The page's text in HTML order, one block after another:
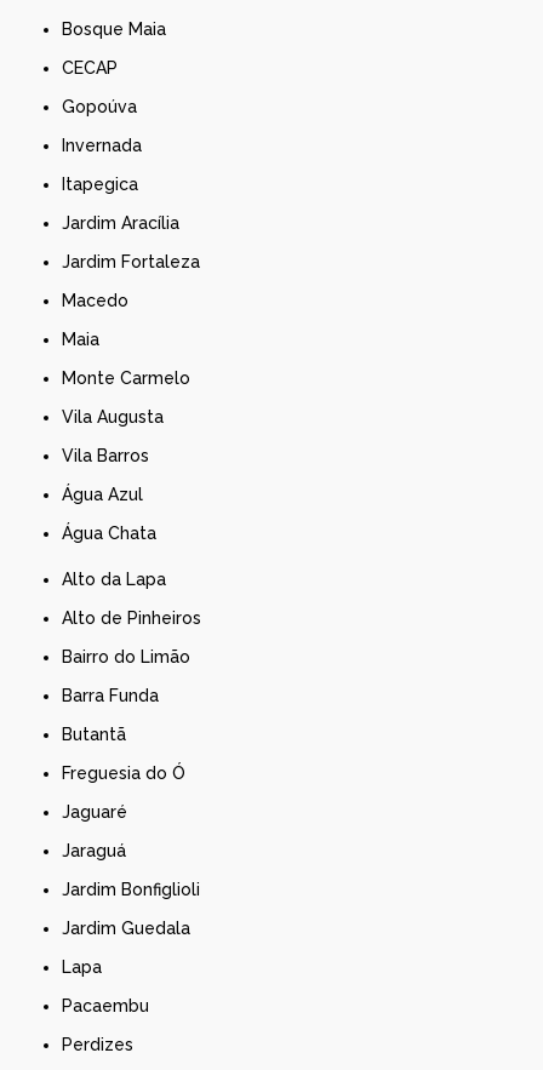
Bosque Maia
CECAP
Gopoúva
Invernada
Itapegica
Jardim Aracília
Jardim Fortaleza
Macedo
Maia
Monte Carmelo
Vila Augusta
Vila Barros
Água Azul
Água Chata
Alto da Lapa
Alto de Pinheiros
Bairro do Limão
Barra Funda
Butantã
Freguesia do Ó
Jaguaré
Jaraguá
Jardim Bonfiglioli
Jardim Guedala
Lapa
Pacaembu
Perdizes